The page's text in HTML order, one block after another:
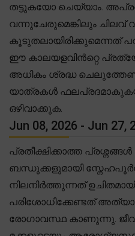
തട്ടുകയോ ചെയ്യാം.
വന്നുചേരുമെങ്കിലും ചിലവ്
കൂടുതലായിരിക്കുമെന്നത്
ഈ കാലയളവിൻറ്റെ
അധികം ശ്രദ്ധ
യാത്രകൾ
ഒഴിവാക്കുക.
Jun 08, 2026 - Jun 27,
പ്രതീക്ഷിക്കാത്ത പ്രശ്നങ്ങൾ
ബന്ധുക്കളുമായി
നിലനിർത്തുന്നത്
പരിശോധിക്കേണ്ടത്
രോഗാവസ്ഥ കാണുന്നു.